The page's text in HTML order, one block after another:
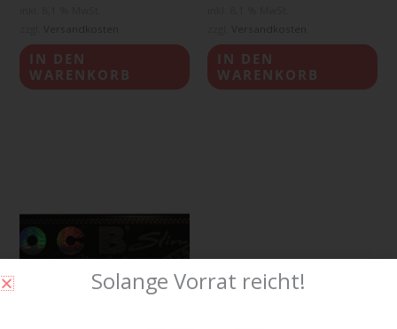
IN DEN
WARENKORB
IN DEN
WARENKORB
Solange Vorrat reicht!